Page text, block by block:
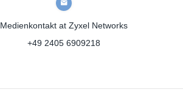
Medienkontakt at Zyxel Networks
+49 2405 6909218